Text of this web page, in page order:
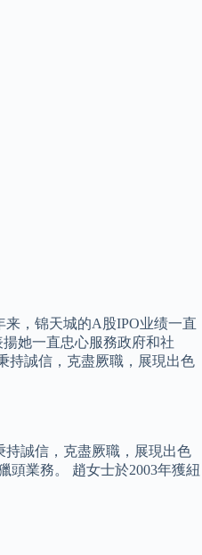
，锦天城的A股IPO业绩一直
她一直忠心服務政府和社
持誠信，克盡厥職，展現出色
誠信，克盡厥職，展現出色
頭業務。 趙女士於2003年獲紐